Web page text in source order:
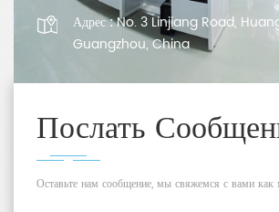
Адрес :No. 3 Linjiang Road,
Guangzhou, China
Послать
Оставьте нам сообщение, мы свяжемся с вами как